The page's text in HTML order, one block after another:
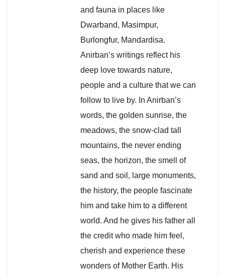
and fauna in places like
Dwarband, Masimpur,
Burlongfur, Mandardisa.
Anirban’s writings reflect his
deep love towards nature,
people and a culture that we can
follow to live by. In Anirban’s
words, the golden sunrise, the
meadows, the snow-clad tall
mountains, the never ending
seas, the horizon, the smell of
sand and soil, large monuments,
the history, the people fascinate
him and take him to a different
world. And he gives his father all
the credit who made him feel,
cherish and experience these
wonders of Mother Earth. His